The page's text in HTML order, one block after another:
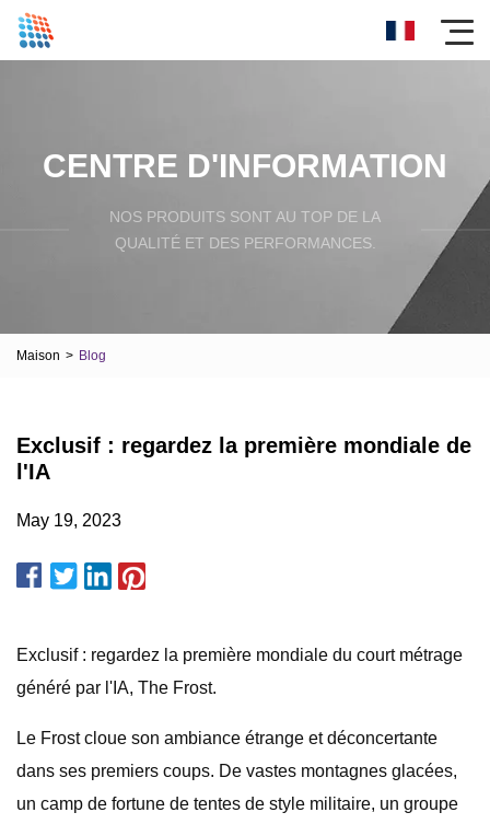
CENTRE D'INFORMATION
NOS PRODUITS SONT AU TOP DE LA
QUALITÉ ET DES PERFORMANCES.
Maison > Blog
Exclusif : regardez la première mondiale de
l'IA
May 19, 2023
Exclusif : regardez la première mondiale du court métrage
généré par l'IA, The Frost.
Le Frost cloue son ambiance étrange et déconcertante
dans ses premiers coups. De vastes montagnes glacées,
un camp de fortune de tentes de style militaire, un groupe